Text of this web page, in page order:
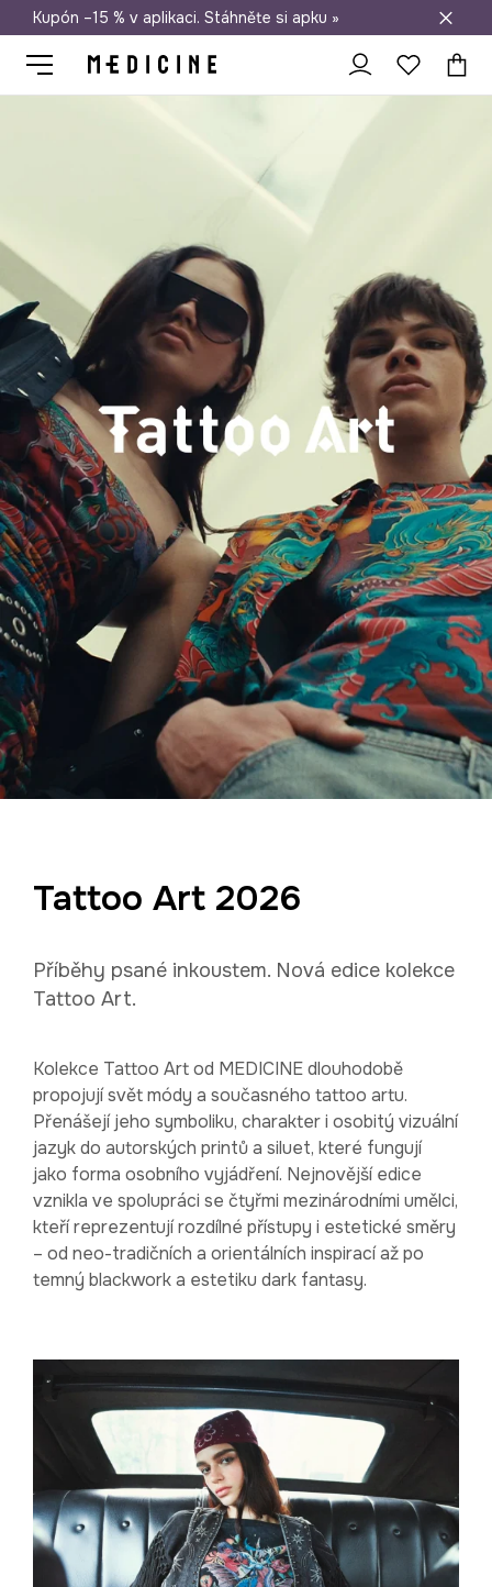
Doprava zdarma při nákupu nad 1 200 Kč
Kupón –15 % v aplikaci. Stáhněte si apku »
Tattoo Art 2026
Příběhy psané inkoustem. Nová edice kolekce
Tattoo Art.
Kolekce Tattoo Art od MEDICINE dlouhodobě
propojují svět módy a současného tattoo artu.
Přenášejí jeho symboliku, charakter i osobitý vizuální
jazyk do autorských printů a siluet, které fungují
jako forma osobního vyjádření. Nejnovější edice
vznikla ve spolupráci se čtyřmi mezinárodními umělci,
kteří reprezentují rozdílné přístupy i estetické směry
– od neo-tradičních a orientálních inspirací až po
temný blackwork a estetiku dark fantasy.